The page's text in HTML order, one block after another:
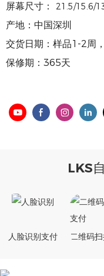
屏幕尺寸： 21.5/15.6/
产地：中国深圳
交货日期：样品1-2周
保修期：365天
LKS
人脸识别支付 二维码